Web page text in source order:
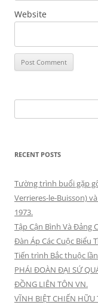
Website
for:
RECENT POSTS
Tường trình buổi gặp
Verrieres-le-Buisson)
1973.
Tập Cận Bình Và Đảng
Đàn Áp Các Cuộc Biểu
Tiến trình Bắc thuộc
PHÁI ĐOÀN ĐẠI SỨ
ĐỒNG LIÊN TÔN VN.
VĨNH BIỆT CHIẾN